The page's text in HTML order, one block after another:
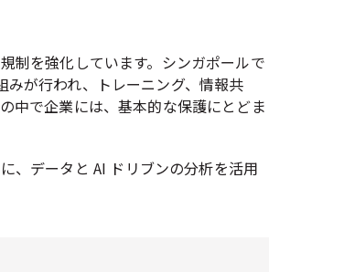
制を強化しています。シンガポールで
が行われ、トレーニング、情報共
中で企業には、基本的な保護にとどま
、データと AI ドリブンの分析を活用